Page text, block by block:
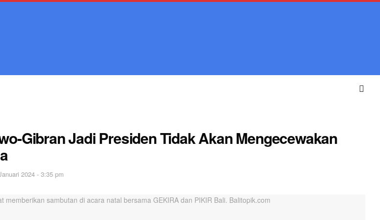
Gibran Jadi Presiden Tidak Akan Mengecewakan
2024 - 3:35 pm